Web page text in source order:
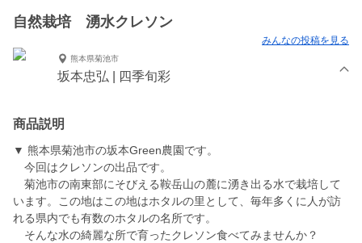
自然栽培 湧水クレソン
みんなの投稿を見る
熊本県菊池市
坂本忠弘 | 四季旬彩
商品説明
▼ 熊本県菊池市の坂本Green農園です。
今回はクレソンの出品です。
菊池市の南東部にそびえる鞍岳山の麓に湧き出る水で栽培して
います。この地はこの地はホタルの里として、毎年多くに人が訪
れる県内でも有数のホタルの名所です。
そんな水の綺麗な所で育ったクレソン食べてみませんか？